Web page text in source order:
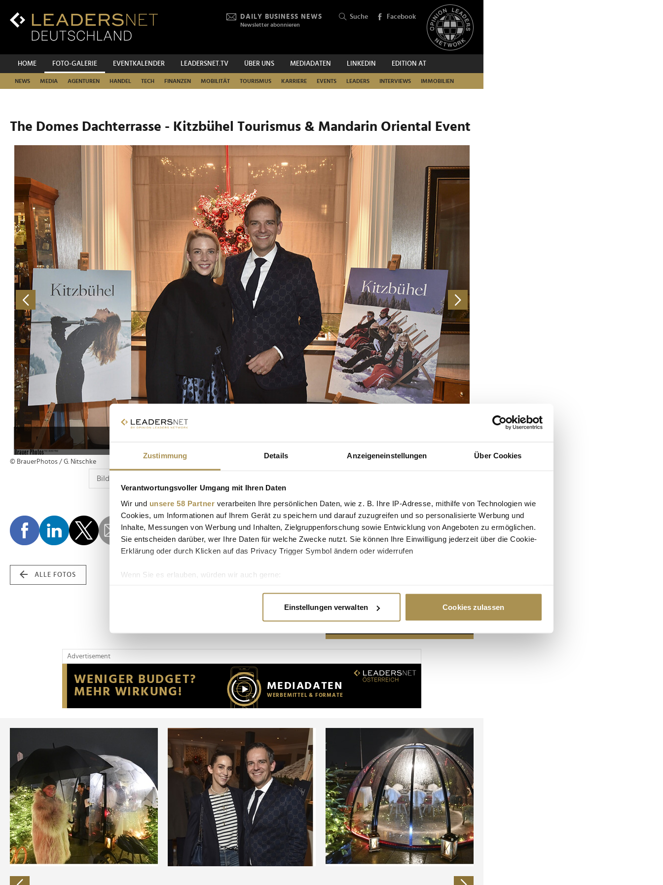
Zustimmung Details Anzeigeneinstellungen Über Cookies
Verantwortungsvoller Umgang mit Ihren Daten
Wir und unsere 58 Partner verarbeiten Ihre persönlichen Daten, wie z. B. Ihre IP-Adresse, mithilfe von Technologien wie
Cookies, um Informationen auf Ihrem Gerät zu speichern und darauf zuzugreifen und so personalisierte Werbung und
Inhalte, Messungen von Werbung und Inhalten, Zielgruppenforschung sowie Entwicklung von Angeboten zu ermöglichen.
Sie entscheiden darüber, wer Ihre Daten für welche Zwecke nutzt. Sie können Ihre Einwilligung jederzeit über die Cookie-
Erklärung oder durch Klicken auf das Privacy Trigger Symbol ändern oder widerrufen
Wenn Sie es erlauben, würden wir auch gerne:
Erfahren Sie mehr darüber, wie Ihre persönlichen Daten verarbeitet werden, und legen Sie Ihre Präferenzen im
Wir verwenden Cookies, um Inhalte und Anzeigen zu personalisieren, Funktionen für soziale Medien anbieten zu können
Website an unsere Partner für soziale Medien, Werbung und Analysen weiter. Unsere Partner führen diese Informationen
möglicherweise mit weiteren Daten zusammen, die Sie ihnen bereitgestellt haben oder die sie im Rahmen Ihrer Nutzung
der Dienste gesammelt haben.
Einstellungen verwalten Cookies zulassen
Inhalt
Hauptnavigation
DAILY BUSINESS NEWS
Newsletter abonnieren
Suche Facebook
HOME FOTO-GALERIE EVENTKALENDER LEADERSNET.TV ÜBER UNS MEDIADATEN LINKEDIN EDITION AT
NEWS MEDIA AGENTUREN HANDEL TECH FINANZEN MOBILITÄT TOURISMUS KARRIERE EVENTS LEADERS INTERVIEWS IMMOBILIEN
SUCHEN
The Domes Dachterrasse - Kitzbühel Tourismus & Mandarin Oriental Event
© BrauerPhotos / G. Nitschke
ALLE FOTOS
Advertisement
Advertisement